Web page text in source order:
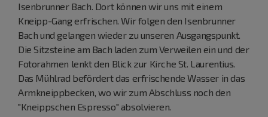
Isenbrunner Bach. Dort können wir uns mit einem
Kneipp-Gang erfrischen. Wir folgen den Isenbrunner
Bach und gelangen wieder zu unseren Ausgangspunkt.
Die Sitzsteine am Bach laden zum Verweilen ein und der
Fotorahmen lenkt den Blick zur Kirche St. Laurentius.
Das Mühlrad befördert das erfrischende Wasser in das
Armkneippbecken, wo wir zum Abschluss noch den
"Kneippschen Espresso" absolvieren.